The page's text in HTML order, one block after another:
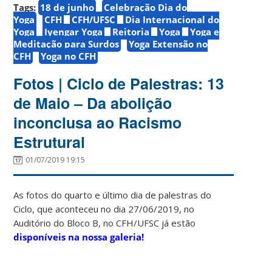
Tags: 18 de junho
Celebração Dia do
Yoga
CFH CFH/UFSC
Dia Internacional do
Yoga
Iyengar Yoga Reitoria Yoga
Yoga e
Meditação para Surdos
Yoga Extensão no
CFH
Yoga no CFH
Fotos | Ciclo de Palestras: 13
de Maio – Da abolição
inconclusa ao Racismo
Estrutural
01/07/2019 19:15
As fotos do quarto e último dia de palestras do
Ciclo, que aconteceu no dia 27/06/2019, no
Auditório do Bloco B, no CFH/UFSC já estão
disponíveis na nossa galeria!